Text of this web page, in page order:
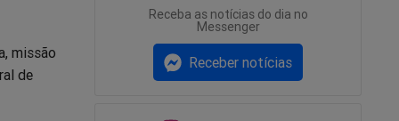
missão
de
Receba as notícias do dia no
Messenger
Receber notícias